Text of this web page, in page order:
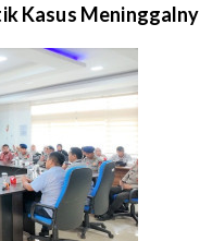
Kasus